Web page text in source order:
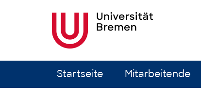
Startseite Mitarbeitende